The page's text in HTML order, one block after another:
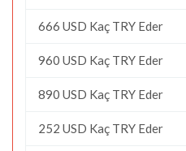
666 USD Kaç TRY Eder
960 USD Kaç TRY Eder
890 USD Kaç TRY Eder
252 USD Kaç TRY Eder